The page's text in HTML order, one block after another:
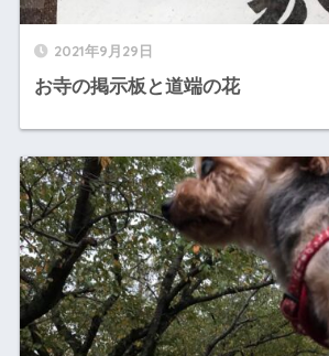
2021年9月29日
お寺の掲示板と道端の花